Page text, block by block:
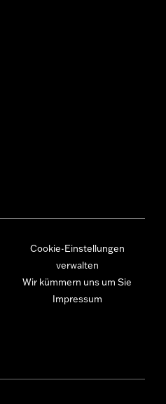
Cookie-Einstellungen
verwalten
Wir kümmern uns um Sie
Impressum